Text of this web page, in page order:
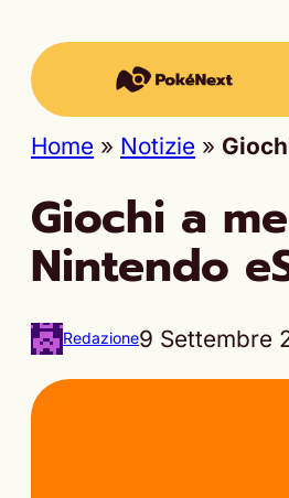
Home » Notizie »
Giochi a
Nintendo
Redazione9 Settembre